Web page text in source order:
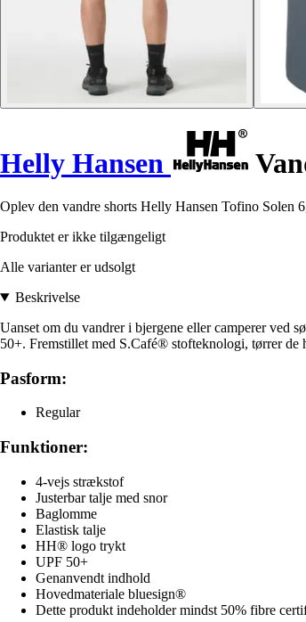
Helly Hansen
Oplev den vandre shorts Helly Hansen Tofino Solen
Produktet er ikke tilgængeligt
Alle varianter er udsolgt
Beskrivelse
Uanset om du vandrer i bjergene eller camperer ved
50+. Fremstillet med S.Café® stofteknologi, tørrer de
Pasform:
Regular
Funktioner:
4-vejs strækstof
Justerbar talje med snor
Baglomme
Elastisk talje
HH® logo trykt
UPF 50+
Genanvendt indhold
Hovedmateriale bluesign®
Dette produkt indeholder mindst 50% fibre